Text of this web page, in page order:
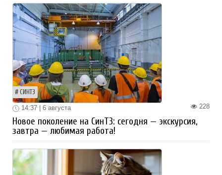
СИНТЗ
228
14:37 | 6 августа
Новое поколение на СинТЗ: сегодня — экскурсия,
завтра — любимая работа!